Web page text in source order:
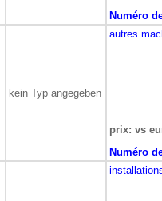
Numéro
kein Typ angegeben
autres
prix: vs
Numéro